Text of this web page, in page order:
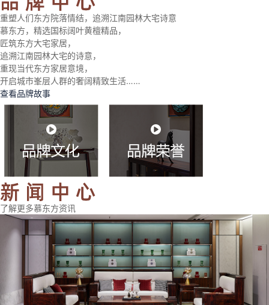
重塑人们东方院落情结，追溯江南园林大宅诗意
慕东方，精选国标阔叶黄檀精品，
匠筑东方大宅家居，
追溯江南园林大宅的诗意，
重现当代东方家居意境，
开启城市峯层人群的奢阔精致生活……
查看品牌故事
了解更多慕东方资讯